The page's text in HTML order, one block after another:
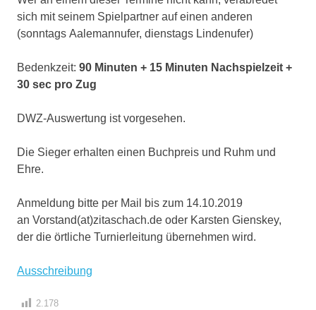
sich mit seinem Spielpartner auf einen anderen
(sonntags Aalemannufer, dienstags Lindenufer)
Bedenkzeit: 90 Minuten + 15 Minuten Nachspielzeit +
30 sec pro Zug
DWZ-Auswertung ist vorgesehen.
Die Sieger erhalten einen Buchpreis und Ruhm und
Ehre.
Anmeldung bitte per Mail bis zum 14.10.2019
an Vorstand(at)zitaschach.de oder Karsten Gienskey,
der die örtliche Turnierleitung übernehmen wird.
Ausschreibung
2.178